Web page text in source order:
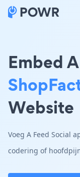
Embed
Website
Voeg A Feed Social
codering of